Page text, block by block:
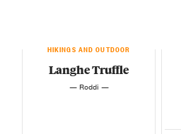
HIKINGS AND OUTDOOR
Langhe Truffle
— Roddi —